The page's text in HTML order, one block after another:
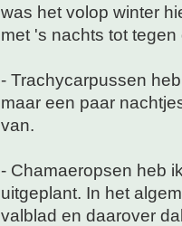
was het volop winter
met 's nachts tot
- Trachycarpussen
maar een paar
van.
- Chamaeropsen heb
uitgeplant. In het
valblad en daarover